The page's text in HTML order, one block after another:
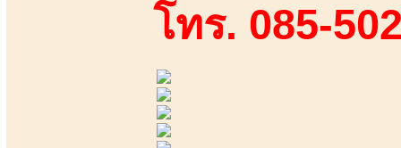
โทร. 085-